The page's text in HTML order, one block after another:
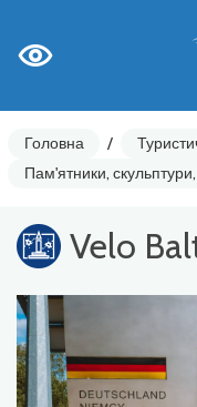
Головна /
Пам'ятники,
Velo